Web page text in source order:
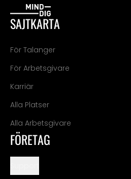
SAJTKARTA
För Talanger
För Arbetsgivare
Karriär
Alla Platser
Alla Arbetsgivare
FÖRETAG